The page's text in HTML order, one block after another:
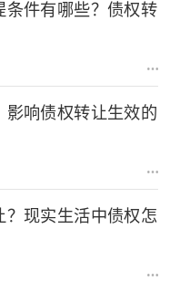
条件有哪些？债权转
影响债权转让生效的
？现实生活中债权怎